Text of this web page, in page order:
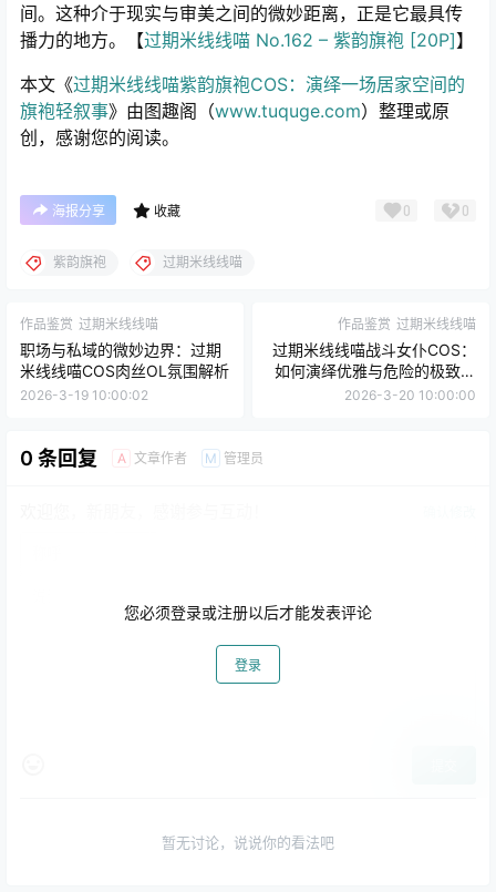
间。这种介于现实与审美之间的微妙距离，正是它最具传
播力的地方。【过期米线线喵 No.162 – 紫韵旗袍 [20P]】
本文《过期米线线喵紫韵旗袍COS：演绎一场居家空间的
旗袍轻叙事》由图趣阁（www.tuquge.com）整理或原
创，感谢您的阅读。
海报分享 收藏 0 0
紫韵旗袍 过期米线线喵
作品鉴赏 过期米线线喵
职场与私域的微妙边界：过期
米线线喵COS肉丝OL氛围解析
2026-3-19 10:00:02
作品鉴赏 过期米线线喵
过期米线线喵战斗女仆COS：
如何演绎优雅与危险的极致平
衡
2026-3-20 10:00:00
0 条回复 A 文章作者 M 管理员
您必须登录或注册以后才能发表评论
登录
暂无讨论，说说你的看法吧